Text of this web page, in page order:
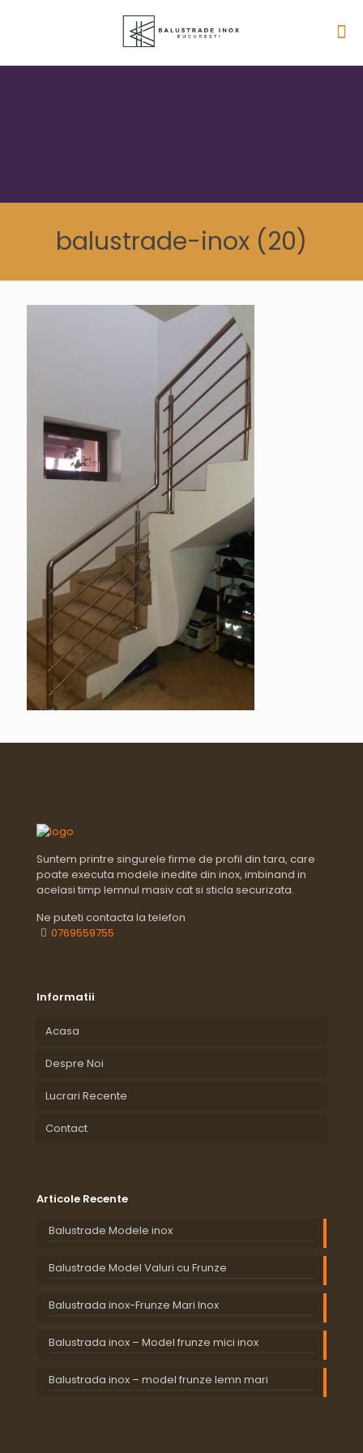
balustrade-inox (20)
Suntem printre singurele firme de profil din tara, care
poate executa modele inedite din inox, imbinand in
acelasi timp lemnul masiv cat si sticla securizata.
Ne puteti contacta la telefon
0769559755
Informatii
Acasa
Despre Noi
Lucrari Recente
Contact
Articole Recente
Balustrade Modele inox
Balustrade Model Valuri cu Frunze
Balustrada inox-Frunze Mari Inox
Balustrada inox – Model frunze mici inox
Balustrada inox – model frunze lemn mari